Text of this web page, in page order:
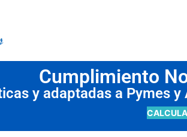
Cumplimiento
y adaptadas a Pymes